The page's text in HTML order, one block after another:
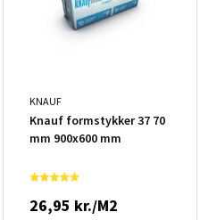
KNAUF
Knauf formstykker 37 70
mm 900x600 mm
26,95 kr./M2